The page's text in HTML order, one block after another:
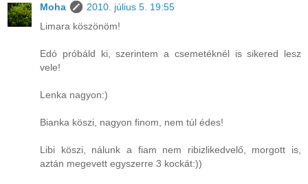
Moha
2010. július 5. 19:55
Limara köszönöm!
Edó próbáld ki, szerintem a csemetéknél is sikered lesz
vele!
Lenka nagyon:)
Bianka köszi, nagyon finom, nem túl édes!
Libi köszi, nálunk a fiam nem ribizlikedvelő, morgott is,
aztán megevett egyszerre 3 kockát:))